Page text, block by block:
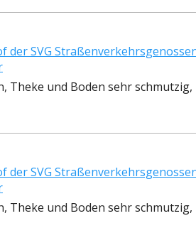
SVG
Theke und Boden sehr
SVG
Theke und Boden sehr